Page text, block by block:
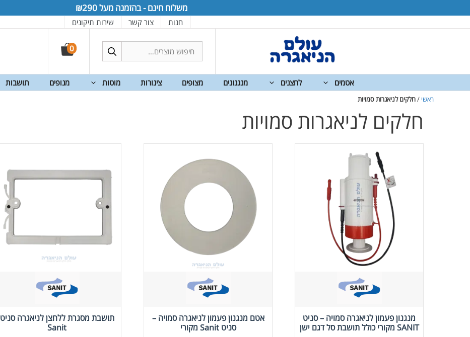
לתוכן
לתפריט
לתפריט
המוצרים
ליצרנים
לתחתית
האתר
אטמים לחצנים מנגנונים מצופים צינורות מוטות מנופים תושבות
משלוח חינם - בהזמנה מעל ₪290
חנות צור קשר שירות תיקונים
עבור:
0
ראשי /חלקים לניאגרות סמויות
חלקים לניאגרות סמויות
מנגנון פעמון לניאגרה סמויה – סניט
SANIT מקורי כולל תושבת סל דגם ישן
אטם מנגנון פעמון לניאגרה סמויה –
סניט Sanit מקורי
תושבת מסגרת ללחצן לניאגרה סניט
Sanit